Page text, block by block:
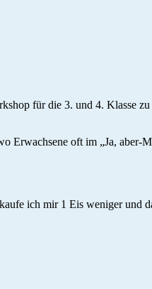
für die 3. und 4. Klasse zu
Erwachsene oft im „Ja, aber-
ich mir 1 Eis weniger und